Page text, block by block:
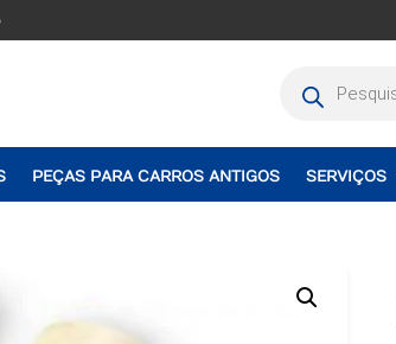
produtos
PEÇAS PARA CARROS ANTIGOS SERVIÇOS